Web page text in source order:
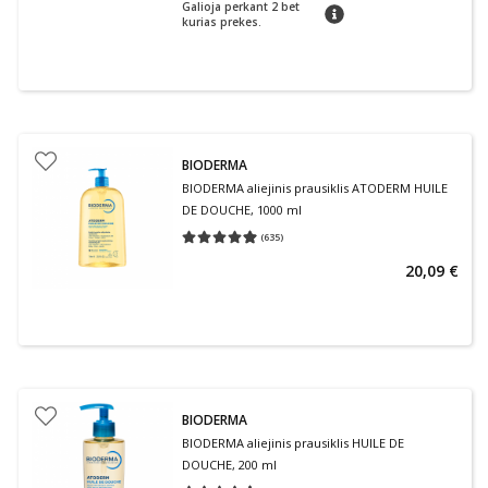
Galioja perkant 2 bet
kurias prekes.
patarimas
BIODERMA
BIODERMA aliejinis prausiklis ATODERM HUILE
DE DOUCHE, 1000 ml
(635)
Vidutinis įvertinimas 4.97
20,09 €
BIODERMA
BIODERMA aliejinis prausiklis HUILE DE
DOUCHE, 200 ml